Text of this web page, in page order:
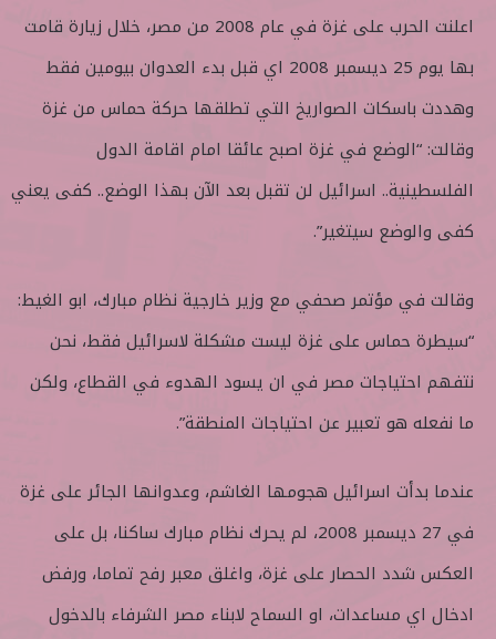
اعلنت الحرب على غزة في عام 2008 من مصر، خلال زيارة قامت
بها يوم 25 ديسمبر 2008 اي قبل بدء العدوان بيومين فقط
وهددت باسكات الصواريخ التي تطلقها حركة حماس من غزة
وقالت: “الوضع في غزة اصبح عائقا امام اقامة الدول
الفلسطينية.. اسرائيل لن تقبل بعد الآن بهذا الوضع.. كفى يعني
كفى والوضع سيتغير”.
وقالت في مؤتمر صحفي مع وزير خارجية نظام مبارك، ابو الغيط:
“سيطرة حماس على غزة ليست مشكلة لاسرائيل فقط، نحن
نتفهم احتياجات مصر في ان يسود الهدوء في القطاع، ولكن
ما نفعله هو تعبير عن احتياجات المنطقة”.
عندما بدأت اسرائيل هجومها الغاشم، وعدوانها الجائر على غزة
في 27 ديسمبر 2008، لم يحرك نظام مبارك ساكنا، بل على
العكس شدد الحصار على غزة، واغلق معبر رفح تماما، ورفض
ادخال اي مساعدات، او السماح لابناء مصر الشرفاء بالدخول